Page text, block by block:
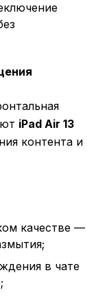
iPad Air 13
контента и
качестве —
в чате